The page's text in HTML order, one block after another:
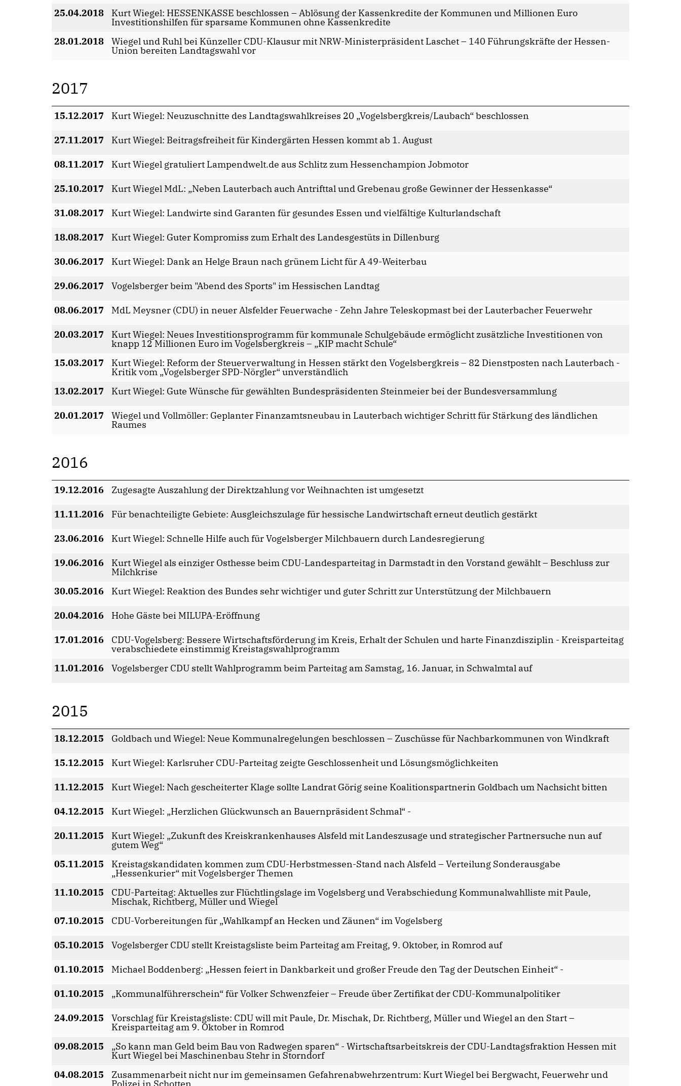
25.04.2018
Kurt Wiegel: HESSENKASSE beschlossen – Ablösung der Kassenkredite der Kommunen und Millionen Euro
Investitionshilfen für sparsame Kommunen ohne Kassenkredite
28.01.2018
Wiegel und Ruhl bei Künzeller CDU-Klausur mit NRW-Ministerpräsident Laschet – 140 Führungskräfte der Hessen-
Union bereiten Landtagswahl vor
2017
15.12.2017 Kurt Wiegel: Neuzuschnitte des Landtagswahlkreises 20 „Vogelsbergkreis/Laubach“ beschlossen
27.11.2017 Kurt Wiegel: Beitragsfreiheit für Kindergärten Hessen kommt ab 1. August
08.11.2017 Kurt Wiegel gratuliert Lampendwelt.de aus Schlitz zum Hessenchampion Jobmotor
25.10.2017 Kurt Wiegel MdL: „Neben Lauterbach auch Antrifttal und Grebenau große Gewinner der Hessenkasse“
31.08.2017 Kurt Wiegel: Landwirte sind Garanten für gesundes Essen und vielfältige Kulturlandschaft
18.08.2017 Kurt Wiegel: Guter Kompromiss zum Erhalt des Landesgestüts in Dillenburg
30.06.2017 Kurt Wiegel: Dank an Helge Braun nach grünem Licht für A 49-Weiterbau
29.06.2017 Vogelsberger beim "Abend des Sports" im Hessischen Landtag
08.06.2017 MdL Meysner (CDU) in neuer Alsfelder Feuerwache - Zehn Jahre Teleskopmast bei der Lauterbacher Feuerwehr
20.03.2017 Kurt Wiegel: Neues Investitionsprogramm für kommunale Schulgebäude ermöglicht zusätzliche Investitionen von
knapp 12 Millionen Euro im Vogelsbergkreis – „KIP macht Schule“
15.03.2017
Kurt Wiegel: Reform der Steuerverwaltung in Hessen stärkt den Vogelsbergkreis – 82 Dienstposten nach Lauterbach -
Kritik vom „Vogelsberger SPD-Nörgler“ unverständlich
13.02.2017
Kurt Wiegel: Gute Wünsche für gewählten Bundespräsidenten Steinmeier bei der Bundesversammlung
20.01.2017 Wiegel und Vollmöller: Geplanter Finanzamtsneubau in Lauterbach wichtiger Schritt für Stärkung des ländlichen
Raumes
2016
19.12.2016 Zugesagte Auszahlung der Direktzahlung vor Weihnachten ist umgesetzt
11.11.2016 Für benachteiligte Gebiete: Ausgleichszulage für hessische Landwirtschaft erneut deutlich gestärkt
23.06.2016 Kurt Wiegel: Schnelle Hilfe auch für Vogelsberger Milchbauern durch Landesregierung
19.06.2016 Kurt Wiegel als einziger Osthesse beim CDU-Landesparteitag in Darmstadt in den Vorstand gewählt – Beschluss zur
Milchkrise
30.05.2016
Kurt Wiegel: Reaktion des Bundes sehr wichtiger und guter Schritt zur Unterstützung der Milchbauern
20.04.2016 Hohe Gäste bei MILUPA-Eröffnung
17.01.2016 CDU-Vogelsberg: Bessere Wirtschaftsförderung im Kreis, Erhalt der Schulen und harte Finanzdisziplin - Kreisparteitag
verabschiedete einstimmig Kreistagswahlprogramm
11.01.2016
Vogelsberger CDU stellt Wahlprogramm beim Parteitag am Samstag, 16. Januar, in Schwalmtal auf
2015
18.12.2015 Goldbach und Wiegel: Neue Kommunalregelungen beschlossen – Zuschüsse für Nachbarkommunen von Windkraft
15.12.2015 Kurt Wiegel: Karlsruher CDU-Parteitag zeigte Geschlossenheit und Lösungsmöglichkeiten
11.12.2015 Kurt Wiegel: Nach gescheiterter Klage sollte Landrat Görig seine Koalitionspartnerin Goldbach um Nachsicht bitten
04.12.2015 Kurt Wiegel: „Herzlichen Glückwunsch an Bauernpräsident Schmal“ -
20.11.2015 Kurt Wiegel: „Zukunft des Kreiskrankenhauses Alsfeld mit Landeszusage und strategischer Partnersuche nun auf
gutem Weg“
05.11.2015
Kreistagskandidaten kommen zum CDU-Herbstmessen-Stand nach Alsfeld – Verteilung Sonderausgabe
Hessenkurier“ mit Vogelsberger Themen
11.10.2015
CDU-Parteitag: Aktuelles zur Flüchtlingslage im Vogelsberg und Verabschiedung Kommunalwahlliste mit Paule,
Mischak, Richtberg, Müller und Wiegel
07.10.2015
CDU-Vorbereitungen für „Wahlkampf an Hecken und Zäunen“ im Vogelsberg
05.10.2015 Vogelsberger CDU stellt Kreistagsliste beim Parteitag am Freitag, 9. Oktober, in Romrod auf
01.10.2015 Michael Boddenberg: „Hessen feiert in Dankbarkeit und großer Freude den Tag der Deutschen Einheit“ -
01.10.2015 Kommunalführerschein“ für Volker Schwenzfeier – Freude über Zertifikat der CDU-Kommunalpolitiker
24.09.2015 Vorschlag für Kreistagsliste: CDU will mit Paule, Dr. Mischak, Dr. Richtberg, Müller und Wiegel an den Start –
Kreisparteitag am 9. Oktober in Romrod
09.08.2015
So kann man Geld beim Bau von Radwegen sparen“ - Wirtschaftsarbeitskreis der CDU-Landtagsfraktion Hessen mit
Kurt Wiegel bei Maschinenbau Stehr in Storndorf
04.08.2015
Zusammenarbeit nicht nur im gemeinsamen Gefahrenabwehrzentrum: Kurt Wiegel bei Bergwacht, Feuerwehr und